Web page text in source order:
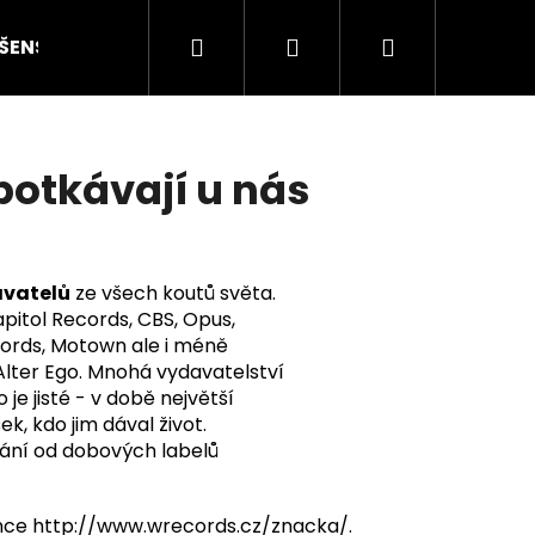
HODNOCENÍ STAVU O NÁS
Hledat PřihlášeníNákupní
u nás
ze všech koutů světa.
Records, CBS, Opus,
Motown ale i méně
Ego. Mnohá vydavatelství
je jisté - v době největší
kdo jim dával život.
od dobových labelů
http://www.wrecords.cz/znacka/.